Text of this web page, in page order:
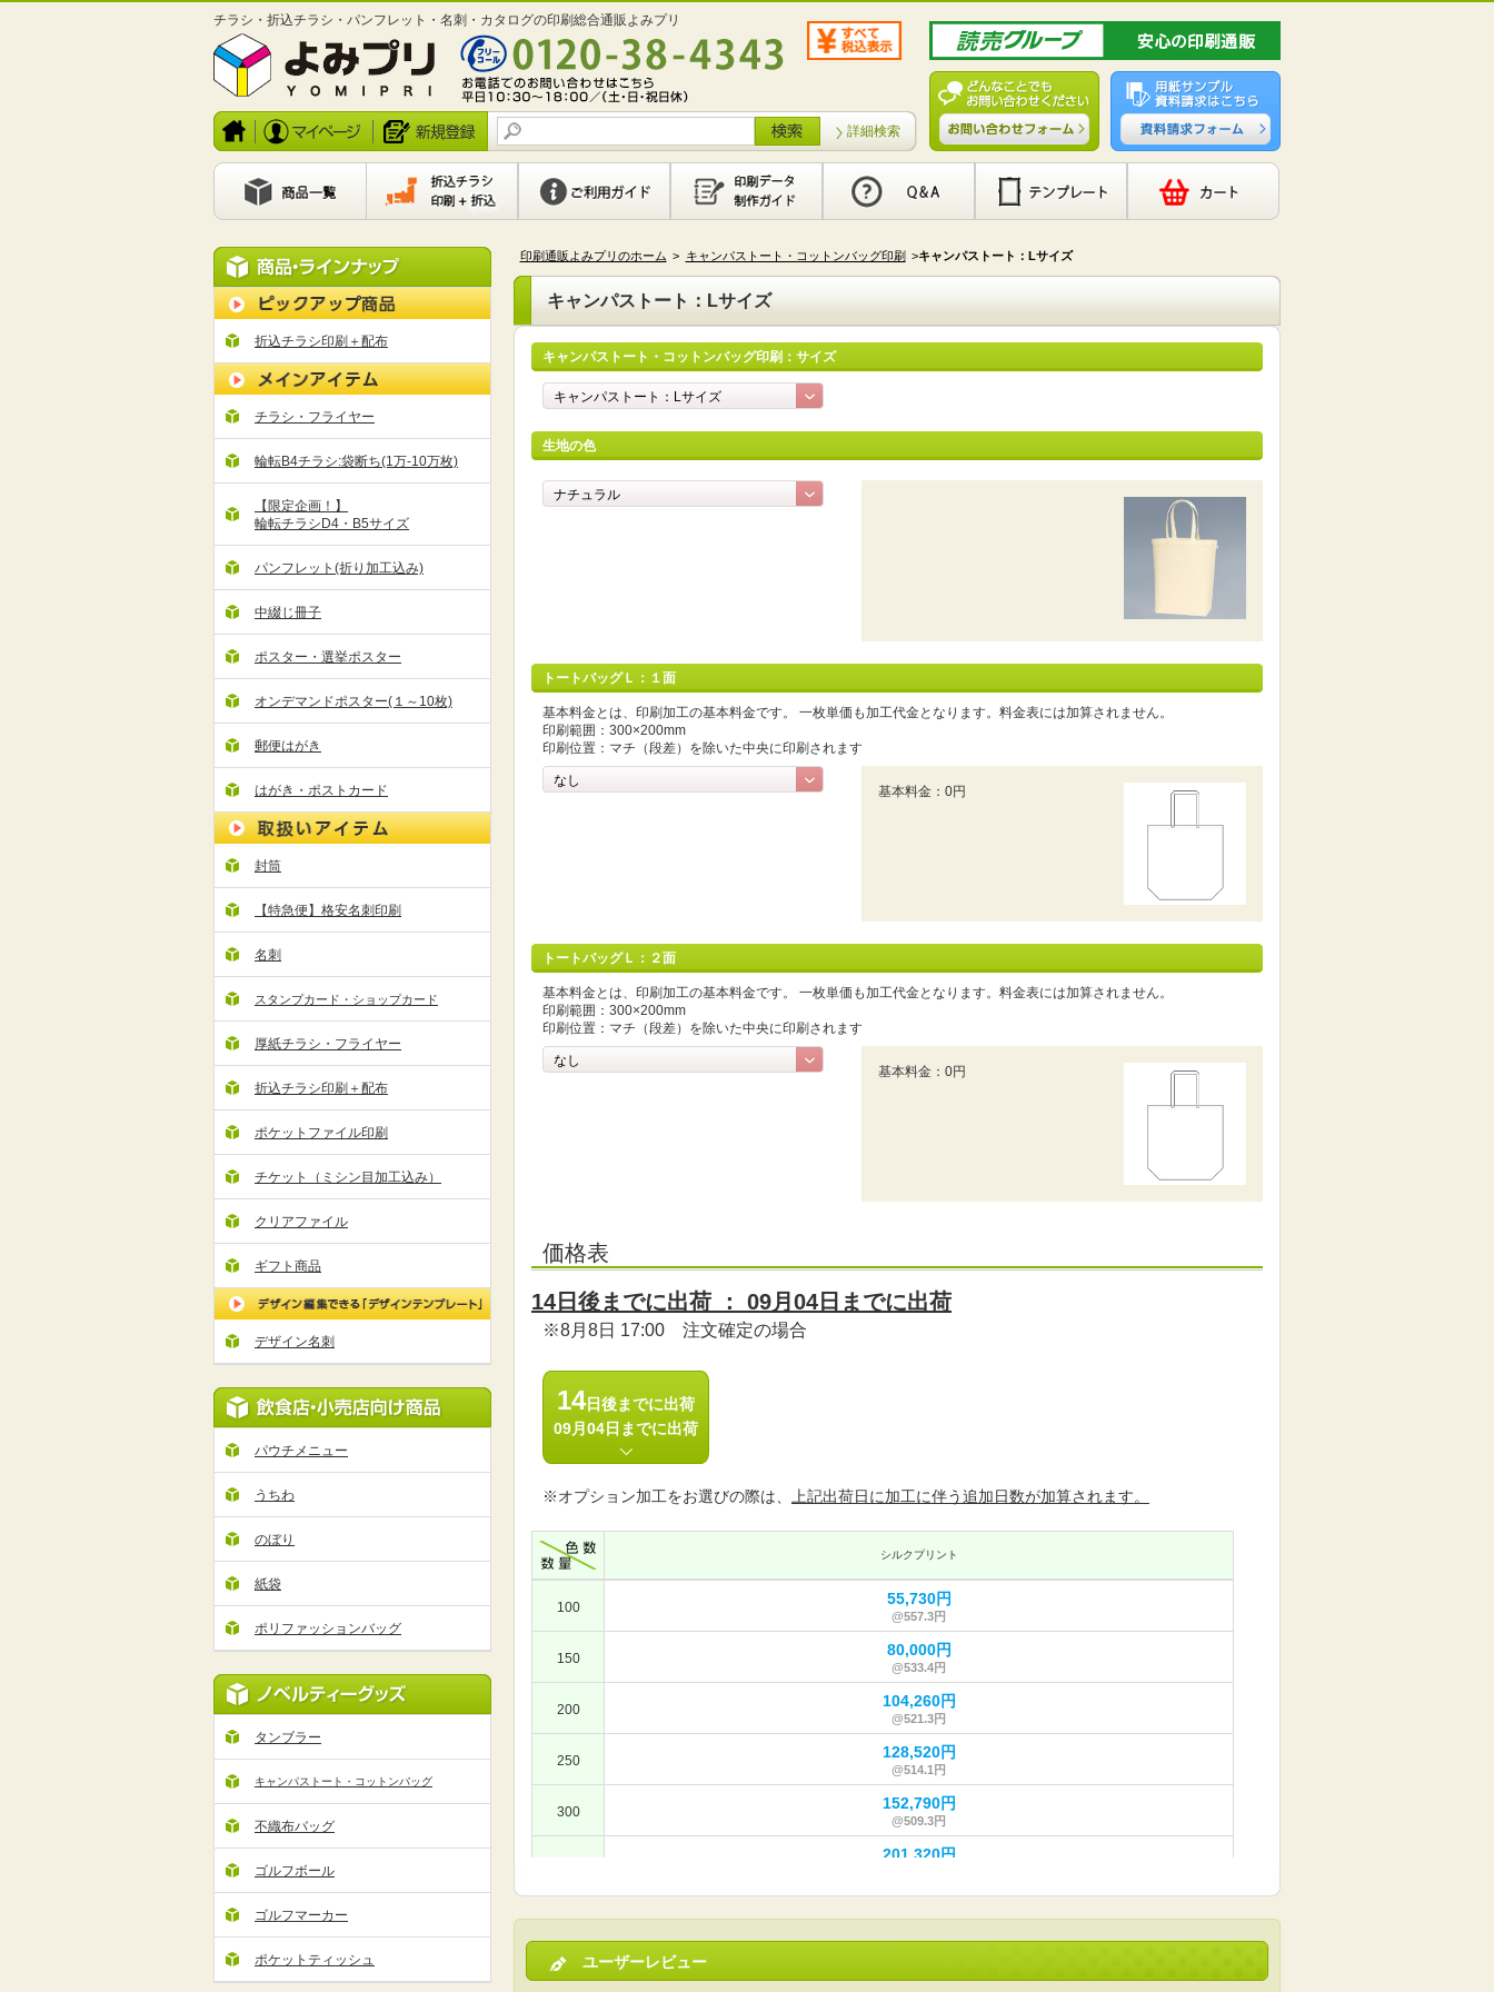
チラシ・折込チラシ・パンフレット・名刺・カタログの印刷総合通販よみプリ
詳細検索
印刷通販よみプリのホーム > キャンパストート・コットンバッグ印刷 >キャンパストート：Lサイズ
キャンパストート：Lサイズ
キャンパストート・コットンバッグ印刷：サイズ
生地の色
トートバッグＬ：１面
基本料金とは、印刷加工の基本料金です。 一枚単価も加工代金となります。料金表には加算されません。
印刷範囲：300×200mm
印刷位置：マチ（段差）を除いた中央に印刷されます
基本料金：0円
トートバッグＬ：２面
基本料金とは、印刷加工の基本料金です。 一枚単価も加工代金となります。料金表には加算されません。
印刷範囲：300×200mm
印刷位置：マチ（段差）を除いた中央に印刷されます
基本料金：0円
価格表
14 日後までに出荷 ： 09月04日までに出荷
※8月8日 17:00 注文確定の場合
14日後までに出荷
09月04日までに出荷
※オプション加工をお選びの際は、 上記出荷日に加工に伴う追加日数が加算されます。
シルクプリント
100 55,730円
@557.3円
150 80,000円
@533.4円
200 104,260円
@521.3円
250 128,520円
@514.1円
300 152,790円
@509.3円
201,320円
@499.7円
600 ユーザーレビュー
折込チラシ印刷＋配布
チラシ・フライヤー
輪転B4チラシ:袋断ち(1万-10万枚)
【限定企画！】
輪転チラシD4・B5サイズ
パンフレット(折り加工込み)
中綴じ冊子
ポスター・選挙ポスター
オンデマンドポスター(１～10枚)
郵便はがき
はがき・ポストカード
封筒
【特急便】格安名刺印刷
名刺
スタンプカード・ショップカード
厚紙チラシ・フライヤー
折込チラシ印刷＋配布
ポケットファイル印刷
チケット（ミシン目加工込み）
クリアファイル
ギフト商品
デザイン名刺
パウチメニュー
うちわ
のぼり
紙袋
ポリファッションバッグ
タンブラー
キャンパストート・コットンバッグ
不織布バッグ
ゴルフボール
ゴルフマーカー
ポケットティッシュ